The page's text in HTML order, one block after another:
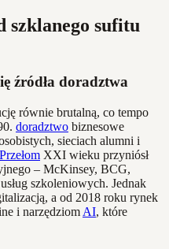
szklanego sufitu
źródła doradztwa
równie brutalną, co tempo
doradztwo biznesowe
sieciach alumni i
Przełom XXI wieku przyniósł
– McKinsey, BCG,
szkoleniowych. Jednak
a od 2018 roku rynek
i narzędziom AI, które